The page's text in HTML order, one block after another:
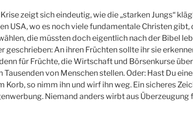
zeigt sich eindeutig, wie die „starken Jungs“
USA, wo es noch viele fundamentale Christen gibt,
die müssten doch eigentlich nach der Bibel
geschrieben: An ihren Früchten sollte ihr sie
für Früchte, die Wirtschaft und Börsenkurse über
Tausenden von Menschen stellen. Oder: Hast Du
Korb, so nimm ihn und wirf ihn weg. Ein sicheres
Niemand anders wirbt aus Überzeugung